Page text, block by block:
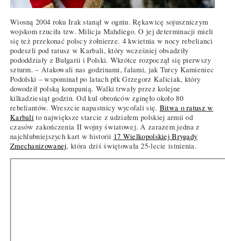
Wiosną 2004 roku Irak stanął w ogniu. Rękawicę sojuszniczym
wojskom rzuciła tzw. Milicja Mahdiego. O jej determinacji mieli
się też przekonać polscy żołnierze. 4 kwietnia w nocy rebelianci
podeszli pod ratusz w Karbali, który wcześniej obsadziły
pododdziały z Bułgarii i Polski. Wkrótce rozpoczął się pierwszy
szturm. – Atakowali nas godzinami, falami, jak Turcy Kamieniec
Podolski – wspominał po latach płk Grzegorz Kaliciak, który
dowodził polską kompanią. Walki trwały przez kolejne
kilkadziesiąt godzin. Od kul obrońców zginęło około 80
rebeliantów. Wreszcie napastnicy wycofali się. Bitwa o ratusz w
Karbali to największe starcie z udziałem polskiej armii od
czasów zakończenia II wojny światowej. A zarazem jedna z
najchlubniejszych kart w historii 17 Wielkopolskiej Brygady
Zmechanizowanej, która dziś świętowała 25-lecie istnienia.